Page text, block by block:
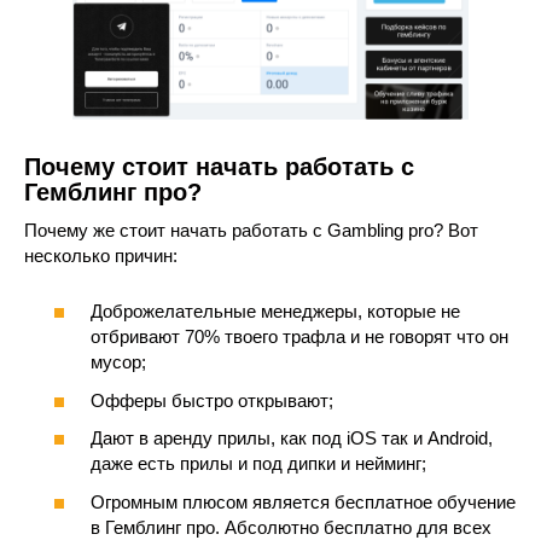
Почему стоит начать работать с
Гемблинг про?
Почему же стоит начать работать с Gambling pro? Вот
несколько причин:
Доброжелательные менеджеры, которые не
отбривают 70% твоего трафла и не говорят что он
мусор;
Офферы быстро открывают;
Дают в аренду прилы, как под iOS так и Android,
даже есть прилы и под дипки и нейминг;
Огромным плюсом является бесплатное обучение
в Гемблинг про. Абсолютно бесплатно для всех